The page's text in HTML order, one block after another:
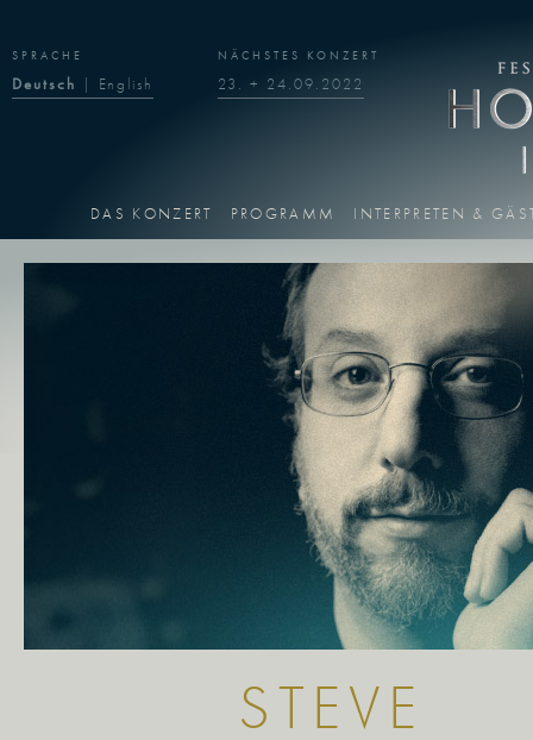
SPRACHE
Deutsch | English
NÄCHSTES KONZERT
23. + 24.09.2022
DAS KONZERT PROGRAMM INTERPRETEN &
STEVE